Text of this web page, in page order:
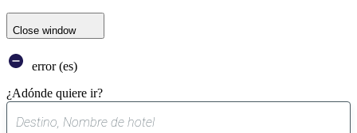
Close window
error (es)
¿Adónde quiere ir?